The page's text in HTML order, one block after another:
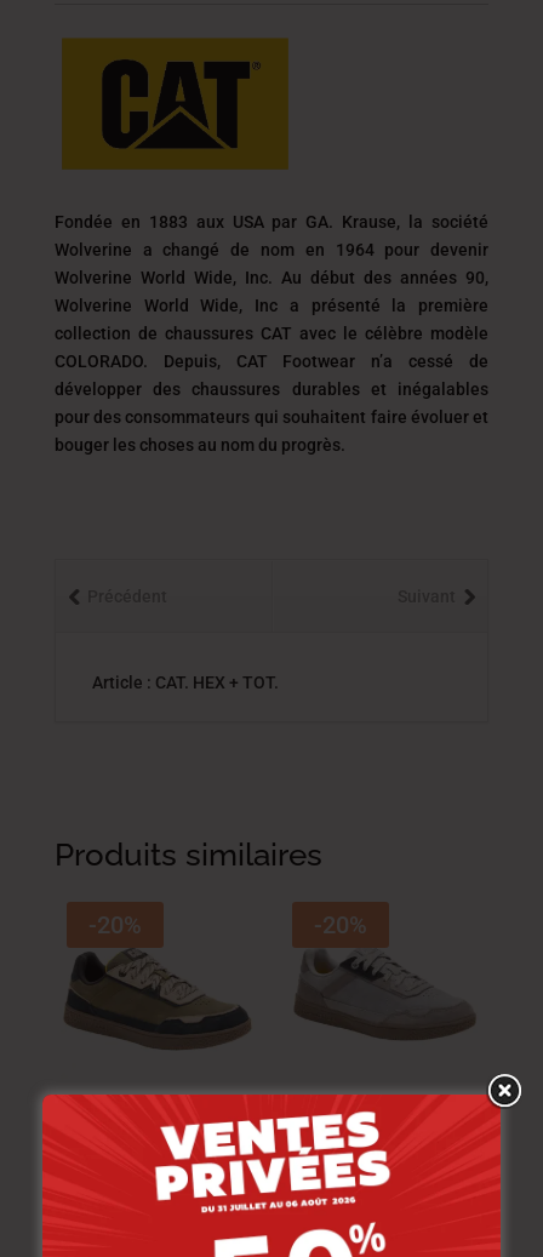
Fondée en 1883 aux USA par GA. Krause, la société
Wolverine a changé de nom en 1964 pour devenir
Wolverine World Wide, Inc. Au début des années 90,
Wolverine World Wide, Inc a présenté la première
collection de chaussures CAT avec le célèbre modèle
COLORADO. Depuis, CAT Footwear n’a cessé de
développer des chaussures durables et inégalables
pour des consommateurs qui souhaitent faire évoluer et
bouger les choses au nom du progrès.
Article : CAT. HEX + TOT.
Produits similaires
-20%
Cat Sneakers Cat.
Pause R. Dark Olive
-20%
Cat Sneakers Cat.
Pause R. Frost Grey
469.000DT
375.200
DT